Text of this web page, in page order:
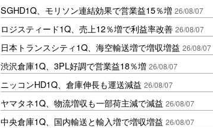
SGHD1Q、モリソン連結効果で営業益15％増 26/08/07
ロジスティード1Q、売上12％増で利益率改善 26/08/07
日本トランスシティ1Q、海空輸送増で増収増益 26/08/07
渋沢倉庫1Q、3PL好調で営業益18％増 26/08/07
ニッコンHD1Q、倉庫伸長も運送減益 26/08/07
ヤマタネ1Q、物流増収も一部荷主減で減益 26/08/07
中央倉庫1Q、国内輸送と輸入増で増収増益 26/08/07